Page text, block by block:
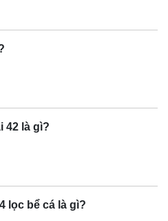
42 là gì?
lọc bể cá là gì?